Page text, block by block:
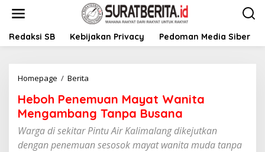
t
Redaksi SB Kebijakan Privacy Pedoman Media Siber
Homepage / Berita
b
o
h
P
e
Heboh Penemuan Mayat Wanita
Mengambang Tanpa Busana
Warga di sekitar Pintu Air Kalimalang dikejutkan
dengan penemuan sesosok mayat wanita muda tanpa